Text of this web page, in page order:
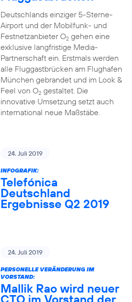
Deutschlands einziger 5-Sterne-
Airport und der Mobilfunk- und
Festnetzanbieter O2gehen eine
exklusive langfristige Media-
Partnerschaft ein. Erstmals werden
alle Fluggastbrücken am Flughafen
München gebrandet und im Look &
Feel von O2gestaltet. Die
innovative Umsetzung setzt auch
international neue Maßstäbe.
24. Juli 2019
INFOGRAFIK:
Telefónica
Deutschland
Ergebnisse Q2 2019
24. Juli 2019
PERSONELLE VERÄNDERUNG IM
VORSTAND:
Mallik Rao wird neuer
CTO im Vorstand der